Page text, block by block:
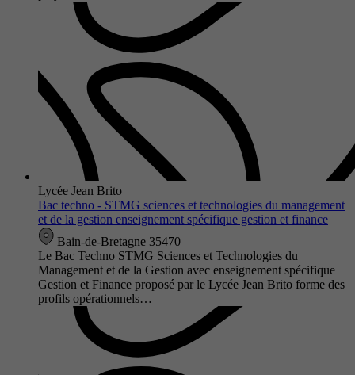
Lycée Jean Brito
Bac techno - STMG sciences et technologies du management
et de la gestion enseignement spécifique gestion et finance
Bain-de-Bretagne 35470
Le Bac Techno STMG Sciences et Technologies du
Management et de la Gestion avec enseignement spécifique
Gestion et Finance proposé par le Lycée Jean Brito forme des
profils opérationnels…